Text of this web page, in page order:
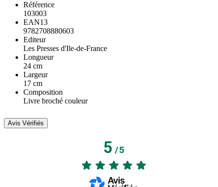
Référence
103003
EAN13
9782708880603
Editeur
Les Presses d'Ile-de-France
Longueur
24 cm
Largeur
17 cm
Composition
Livre broché couleur
Avis Vérifiés
5/5